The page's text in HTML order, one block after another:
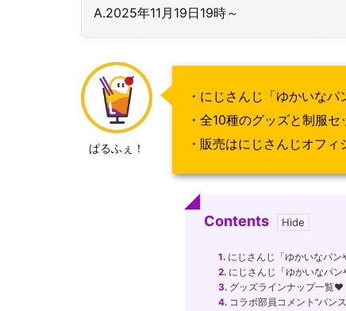
A.2025年11月19日19時～
ぱるふぇ！
・にじさんじ「ゆかいな
・全10種のグッズと制服セ
・販売はにじさんじオフ
Contents
1. にじさんじ「ゆかいなパ
2. にじさんじ「ゆかいなパ
3. グッズラインナップ一覧♥
4. コラボ部員コメント”パン